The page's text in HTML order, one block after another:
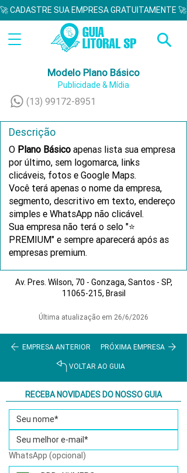
🚀 CADASTRE SUA EMPRESA GRATUITAMENTE 🚀
Modelo Plano Básico
Publicidade & Mídia
(13) 99172-8951
Descrição
O Plano Básico apenas lista sua empresa
por último, sem logomarca, links
clicáveis, fotos e Google Maps.
Você terá apenas o nome da empresa,
segmento, descritivo em texto, endereço
simples e WhatsApp não clicável.
Sua empresa não terá o selo "⭐
PREMIUM" e sempre aparecerá após as
empresas premium.
Av. Pres. Wilson, 70 - Gonzaga, Santos - SP,
11065-215, Brasil
Última atualização em 26/6/2026
EMPRESA ANTERIOR PRÓXIMA EMPRESA
VOLTAR AO GUIA
RECEBA NOVIDADES DO NOSSO GUIA
WhatsApp (opcional)